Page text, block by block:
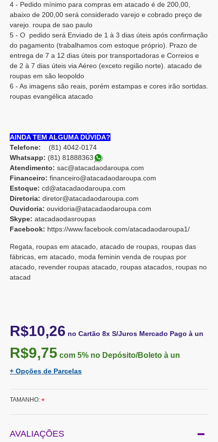
4 - Pedido mínimo para compras em atacado é de 200,00,
abaixo de 200,00 será considerado varejo e cobrado preço de
varejo. roupa de sao paulo
5 - O pedido será Enviado de 1 à 3 dias úteis após confirmação
do pagamento (trabalhamos com estoque próprio). Prazo de
entrega de 7 a 12 dias úteis por transportadoras e Correios e
de 2 à 7 dias úteis via Aéreo (exceto região norte). atacado de
roupas em são leopoldo
6 - As imagens são reais, porém estampas e cores irão sortidas.
roupas evangélica atacado
AINDA TEM ALGUMA DÚVIDA?
Telefone: (81) 4042-0174
Whatsapp: (81) 81888363
Atendimento: sac@atacadaodaroupa.com
Financeiro: financeiro@atacadaodaroupa.com
Estoque: cd@atacadaodaroupa.com
Diretoria: diretor@atacadaodaroupa.com
Ouvidoria: ouvidoria@atacadaodaroupa.com
Skype: atacadaodasroupas
Facebook: https://www.facebook.com/atacadaodaroupa1/
Regata, roupas em atacado, atacado de roupas, roupas das
fábricas, em atacado, moda feminin venda de roupas por
atacado, revender roupas atacado, roupas atacados, roupas no
atacad
R$10,26 no Cartão 8x S/Juros Mercado Pago à un
R$9,75 com 5% no Depósito/Boleto à un
+ Opções de Parcelas
TAMANHO:
AVALIAÇÕES